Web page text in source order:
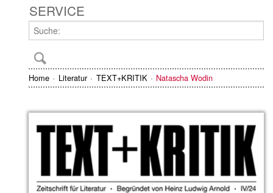
SERVICE
Home Literatur TEXT+KRITIK Natascha Wodin